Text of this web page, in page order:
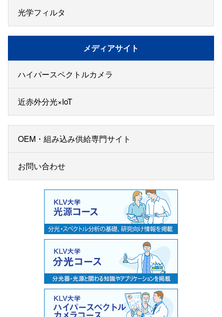
光学フィルタ
メディアサイト
ハイパースペクトルカメラ
近赤外分光×IoT
OEM・組み込み供給専門サイト
お問い合わせ